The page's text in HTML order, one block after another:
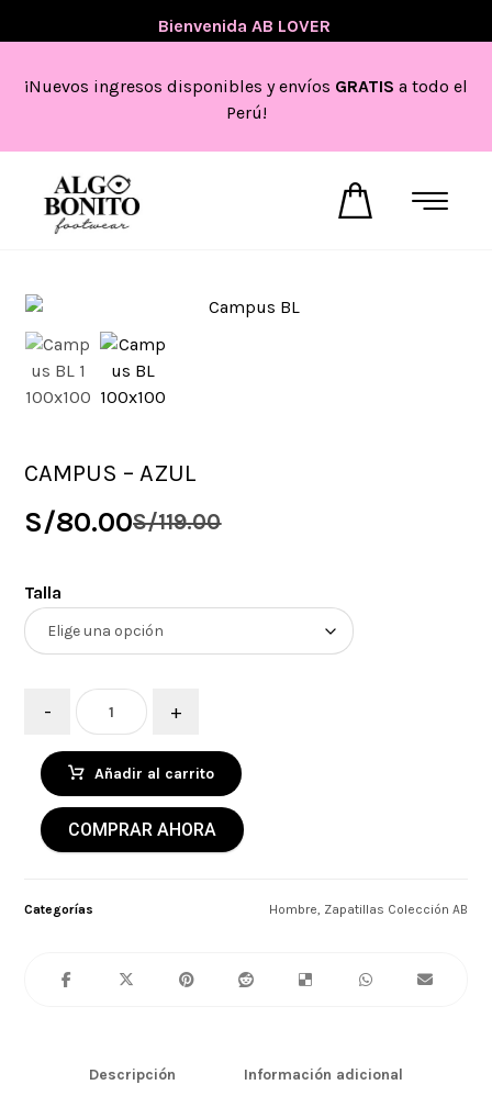
Bienvenida AB LOVER
¡Nuevos ingresos disponibles y envíos GRATIS a todo el
Perú!
CAMPUS – AZUL
S/119.00
S/80.00
Talla
- +
Añadir al carrito
COMPRAR AHORA
Categorías Hombre, Zapatillas Colección AB
Descripción Información adicional